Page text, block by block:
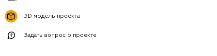
3D модель проекта
Задать вопрос о проекте